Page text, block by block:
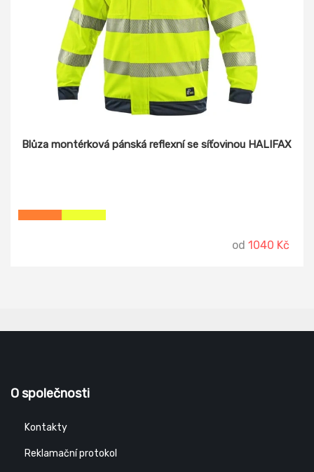
Blůza montérková pánská reflexní se síťovinou HALIFAX
od 1040 Kč
O společnosti
Kontakty
Reklamační protokol